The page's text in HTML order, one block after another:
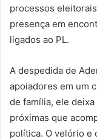
processos
presença em
ligados ao PL.
A despedida de
apoiadores em um
de família, ele
próximas que
política. O velório e